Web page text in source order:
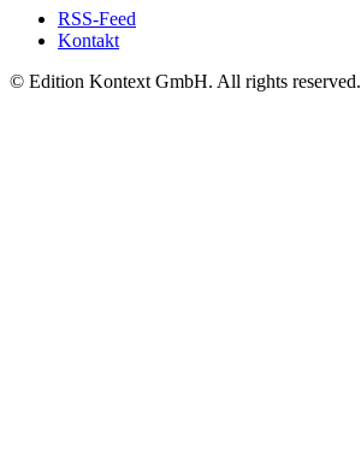
RSS-Feed
Kontakt
© Edition Kontext GmbH. All rights reserved.